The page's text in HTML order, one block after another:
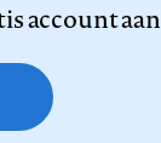
account aan